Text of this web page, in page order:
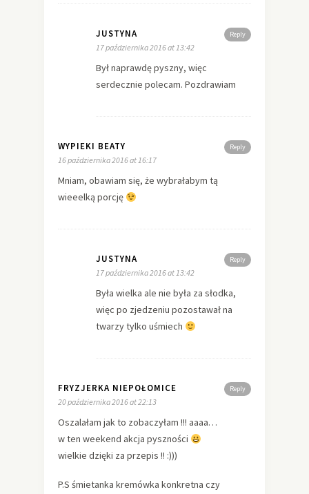
Reply
JUSTYNA
17 października 2016 at 13:42
Był naprawdę pyszny, więc
serdecznie polecam. Pozdrawiam
Reply
WYPIEKI BEATY
16 października 2016 at 16:17
Mniam, obawiam się, że wybrałabym tą
wieeelką porcję
Reply
JUSTYNA
17 października 2016 at 13:42
Była wielka ale nie była za słodka,
więc po zjedzeniu pozostawał na
twarzy tylko uśmiech
Reply
FRYZJERKA NIEPOŁOMICE
20 października 2016 at 22:13
Oszalałam jak to zobaczyłam !!! aaaa…
w ten weekend akcja pyszności
wielkie dzięki za przepis !! :)))
P.S śmietanka kremówka konkretna czy